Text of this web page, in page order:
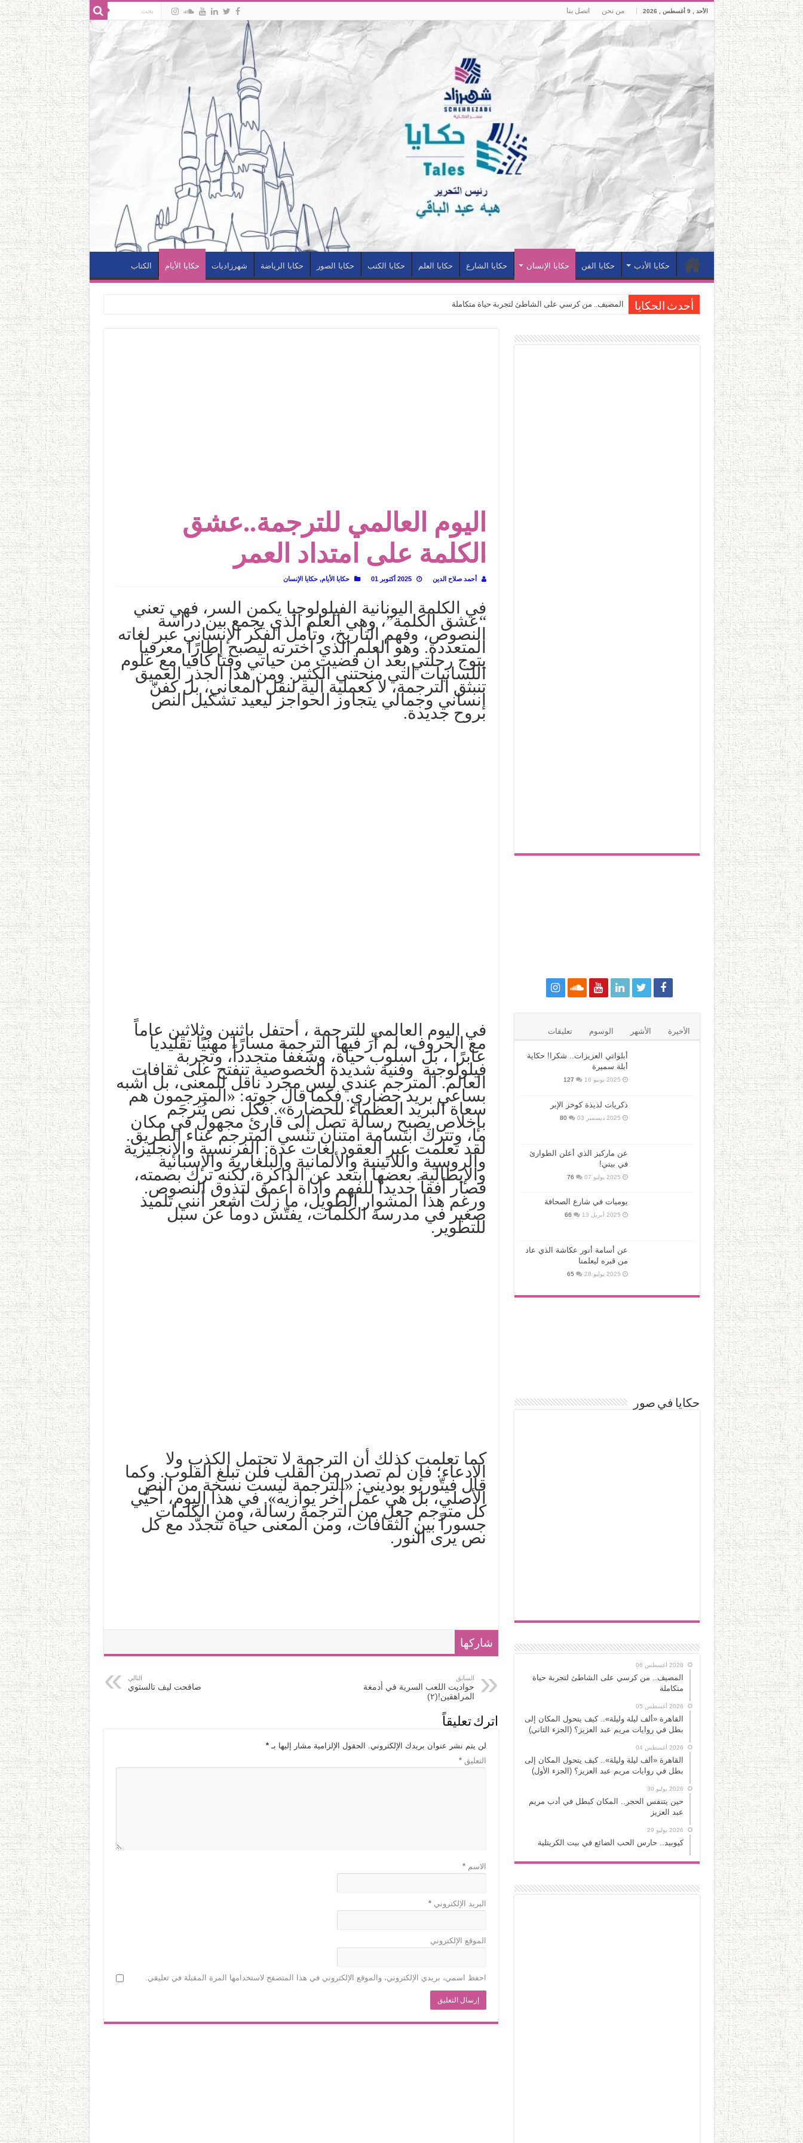
الأحد , 9 أغسطس , 2026 من نحن اتصل بنا
حكايا الأدب حكايا الفن حكايا الإنسان حكايا الشارع حكايا العلم حكايا الكتب حكايا الصور حكايا الرياضة شهرزاديات حكايا الأيام الكتاب
أحدث الحكايا المصيف.. من كرسي على الشاطئ لتجربة حياة متكاملة
القاهرة «ألف ليلة وليلة».. كيف يتحول المكان إلى بطل في روايات مريم عبد العزيز؟ (الجزء الأول)
عوالم منصورة عز الدين.. حين يصبح الزمن بطل الرواية
الطعام في الحضارة الإسلامية.. تاريخ يُقرأ بالنكهات
اليوم العالمي للترجمة..عشق
الكلمة على امتداد العمر
أحمد صلاح الدين 2025 أكتوبر 01 حكايا الأيام,حكايا الإنسان
في الكلمة اليونانية الفيلولوجيا يكمن السر، فهي تعني
“عشق الكلمة”، وهي العلم الذي يجمع بين دراسة
النصوص، وفهم التاريخ، وتأمل الفكر الإنساني عبر لغاته
المتعددة. وهو العلم الذي اخترته ليصبح إطارًا معرفيا
يتوج رحلتي بعد أن قضيت من حياتي وقتا كافيا مع علوم
اللسانيات التي منحتني الكثير. ومن هذا الجذر العميق
تنبثق الترجمة، لا كعملية آلية لنقل المعاني، بل كفنّ
إنساني وجمالي يتجاوز الحواجز ليعيد تشكيل النص
بروح جديدة.
في اليوم العالمي للترجمة ، أحتفل باثنين وثلاثين عاماً
مع الحروف، لم أرَ فيها الترجمة مسارًا مهنيًا تقليديا
عابرًا ، بل أسلوب حياة، وشغفاً متجدداً، وتجربة
فيلولوجية وفنية شديدة الخصوصية تنفتح على ثقافات
العالم. المترجم عندي ليس مجرد ناقل للمعنى، بل أشبه
بساعي بريد حضاري. فكما قال جوته: «المترجمون هم
سعاة البريد العظماء للحضارة». فكل نص يُترجَم
بإخلاص يصبح رسالة تصل إلى قارئ مجهول في مكان
ما، وتترك ابتسامة امتنان تنسي المترجم عناء الطريق.
لقد تعلمت عبر العقود لغات عدة: الفرنسية والإنجليزية
والروسية واللاتينية والألمانية والبلغارية والإسبانية
والإيطالية. بعضها ابتعد عن الذاكرة، لكنه ترك بصمته،
فصار أفقاً جديداً للفهم وأداة أعمق لتذوق النصوص.
ورغم هذا المشوار الطويل، ما زلت أشعر أنني تلميذ
صغير في مدرسة الكلمات، يفتّش دوماً عن سبل
للتطوير.
كما تعلمت كذلك أن الترجمة لا تحتمل الكذب ولا
الادعاء؛ فإن لم تصدر من القلب فلن تبلغ القلوب. وكما
قال فيتّوريو بوديني: «الترجمة ليست نسخة من النص
الأصلي، بل هي عمل آخر يوازيه». في هذا اليوم، أحيّي
كل مترجم جعل من الترجمة رسالة، ومن الكلمات
جسوراً بين الثقافات، ومن المعنى حياة تتجدّد مع كل
نص يرى النور.
شاركها
السابق
حواديت اللعب السرية في أدمغة
المراهقين!(٢)
التالي
صافحت ليف تالستوي
اترك تعليقاً
لن يتم نشر عنوان بريدك الإلكتروني. الحقول الإلزامية مشار إليها بـ*
التعليق*
الاسم*
البريد الإلكتروني*
الموقع الإلكتروني
احفظ اسمي، بريدي الإلكتروني، والموقع الإلكتروني في هذا المتصفح لاستخدامها المرة المقبلة في تعليقي.
الأخيرة الأشهر الوسوم تعليقات
أبلواتي العزيزات.. شكرا! حكاية
أبلة سميرة
2025 يونيو 16 127
ذكريات لذيذة كوخز الإبر
2025 ديسمبر 03 80
عن ماركيز الذي أعلن الطوارئ
في بيتي!
2025 يوليو 07 76
يوميات في شارع الصحافة
2025 أبريل 13 66
عن أسامة أنور عكاشة الذي عاد
من قبره ليعلمنا
2025 يوليو 28 65
حكايا في صور
2026 أغسطس 06
المصيف.. من كرسي على الشاطئ لتجربة حياة
متكاملة
2026 أغسطس 05
القاهرة «ألف ليلة وليلة».. كيف يتحول المكان إلى
بطل في روايات مريم عبد العزيز؟ (الجزء الثاني)
2026 أغسطس 04
القاهرة «ألف ليلة وليلة».. كيف يتحول المكان إلى
بطل في روايات مريم عبد العزيز؟ (الجزء الأول)
2026 يوليو 30
حين يتنفس الحجر.. المكان كبطل في أدب مريم
عبد العزيز
2026 يوليو 29
كيوبيد.. حارس الحب الضائع في بيت الكريتلية